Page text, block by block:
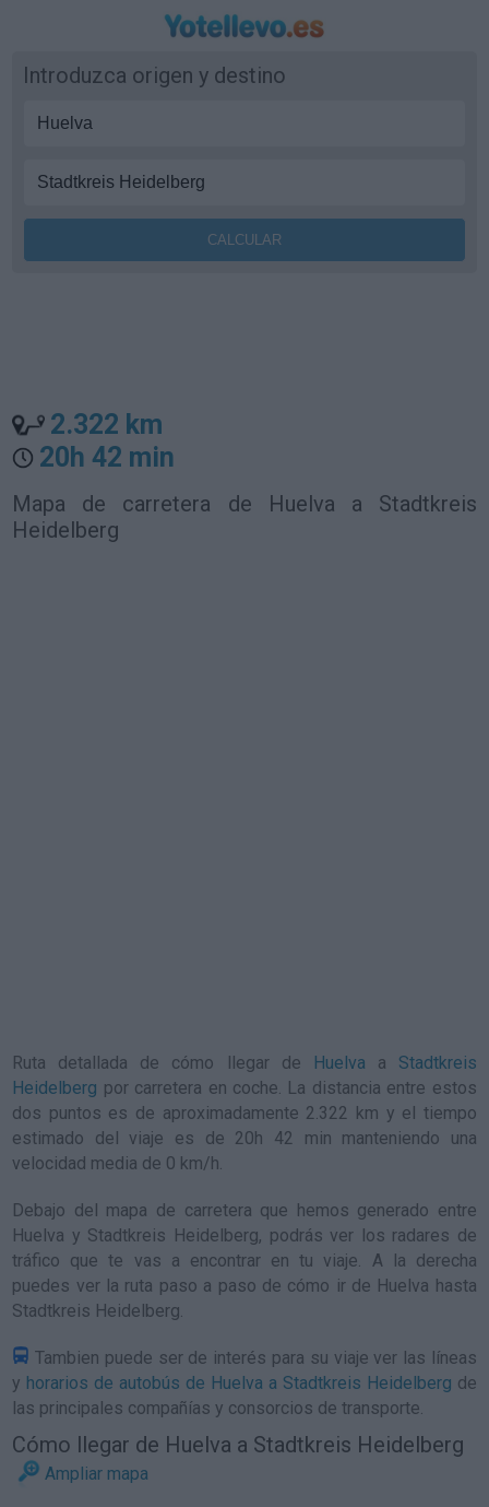
Introduzca origen y destino
2.322 km
20h 42 min
Mapa de carretera de Huelva a Stadtkreis
Heidelberg
Ruta detallada de cómo llegar de Huelva a Stadtkreis
Heidelberg por carretera en coche. La distancia entre estos
dos puntos es de aproximadamente 2.322 km y el tiempo
estimado del viaje es de 20h 42 min manteniendo una
velocidad media de 0 km/h.
Debajo del mapa de carretera que hemos generado entre
Huelva y Stadtkreis Heidelberg, podrás ver los radares de
tráfico que te vas a encontrar en tu viaje. A la derecha
puedes ver la ruta paso a paso de cómo ir de Huelva hasta
Stadtkreis Heidelberg.
Tambien puede ser de interés para su viaje ver las líneas
y horarios de autobús de Huelva a Stadtkreis Heidelberg de
las principales compañías y consorcios de transporte.
Cómo llegar de Huelva a Stadtkreis Heidelberg
Ampliar mapa